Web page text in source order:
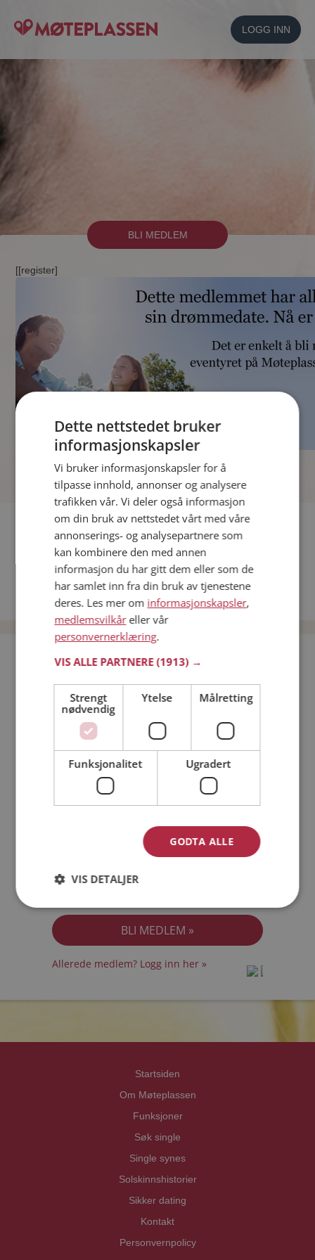
LOGG INN
BLI MEDLEM
[[register]
Fler single
Date menn i Norge
Date kvinner i Norge
Bli medlem gratis!
Jeg er en: Mann Kvinne
Min alder:
Jeg akseptererMedlemsvilkårene
Allerede medlem? Logg inn her »
Startsiden
Om Møteplassen
Funksjoner
Søk single
Single synes
Solskinnshistorier
Sikker dating
Kontakt
Personvernpolicy
Dette nettstedet bruker
informasjonskapsler
Vi bruker informasjonskapsler for å
tilpasse innhold, annonser og analysere
trafikken vår. Vi deler også informasjon
om din bruk av nettstedet vårt med våre
annonserings- og analysepartnere som
kan kombinere den med annen
informasjon du har gitt dem eller som de
har samlet inn fra din bruk av tjenestene
deres. Les mer om informasjonskapsler,
medlemsvilkåreller vår
personvernerklæring.
VIS ALLE PARTNERE(1913) →
Strengt
nødvendig
Ytelse Målretting
Funksjonalitet Ugradert
GODTA ALLE
VIS DETALJER